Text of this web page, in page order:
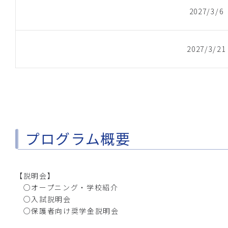
2027/3/6
2027/3/21
プログラム概要
【説明会】
○オープニング・学校紹介
○入試説明会
○保護者向け奨学金説明会